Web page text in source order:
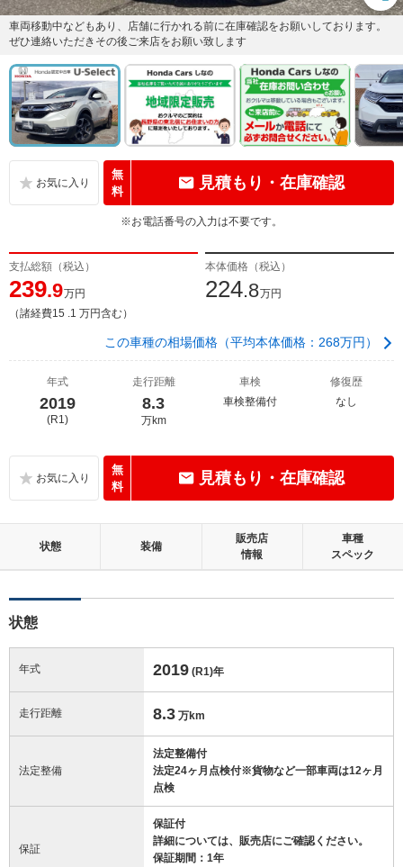
車両移動中などもあり、店舗に行かれる前に在庫確認をお願いしております。
ぜひ連絡いただきその後ご来店をお願い致します
無
料
見積もり・在庫確認
※お電話番号の入力は不要です。
支払総額（税込）
239.9万円
（諸経費15 .1 万円含む）
本体価格（税込）
224.8万円
この車種の相場価格（平均本体価格：268万円）
年式
2019
(R1)
走行距離
8.3
万km
車検
車検整備付
修復歴
なし
無
料
見積もり・在庫確認
状態 装備
販売店
情報
車種
スペック
状態
年式 2019 (R1)年
走行距離 8.3 万km
法定整備
法定整備付
法定24ヶ月点検付※貨物など一部車両は12ヶ月
点検
保証
保証付
詳細については、販売店にご確認ください。
保証期間：1年